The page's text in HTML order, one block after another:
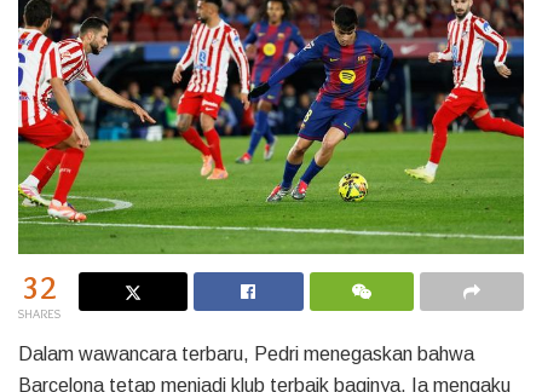
32
SHARES
Dalam wawancara terbaru, Pedri menegaskan bahwa
Barcelona tetap menjadi klub terbaik baginya. Ia mengaku